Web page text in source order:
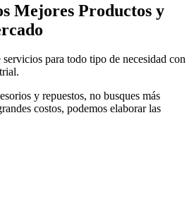
Mejores Productos y
para todo tipo de necesidad con
y repuestos, no busques más
costos, podemos elaborar las